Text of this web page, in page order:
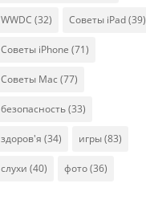
WWDC (32) Советы iPad(39)
Советы iPhone (71)
Советы Mac (77)
безопасность(33)
здоров'я (34) игры(83)
слухи (40) фото(36)